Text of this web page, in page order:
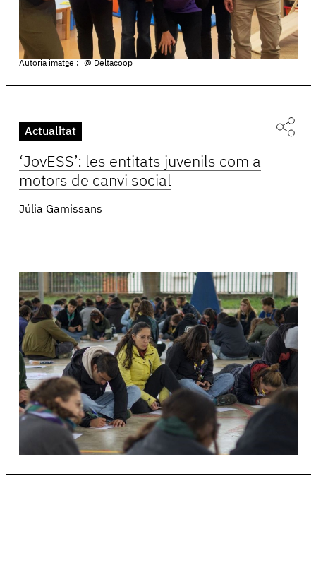
Autoria imatge : @ Deltacoop
Actualitat
‘JovESS’: les entitats juvenils com a
motors de canvi social
Júlia Gamissans